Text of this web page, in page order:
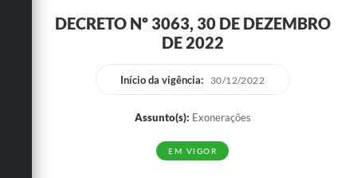
SICDECRETO Nº 3063, 30 DE DEZEMBRO
DE 2022
Início da vigência: 30/12/2022
Assunto(s): Exonerações
EM VIGOR